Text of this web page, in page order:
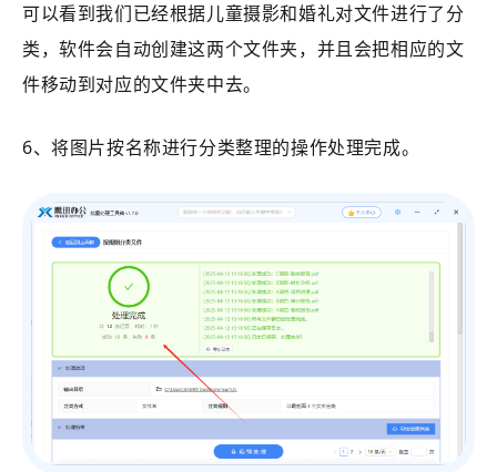
可以看到我们已经根据儿童摄影和婚礼对文件进行了分
类，软件会自动创建这两个文件夹，并且会把相应的文
件移动到对应的文件夹中去。
6、将图片按名称进行分类整理的操作处理完成。